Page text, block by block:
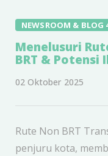
NEWSROOM & BLOG
Menelusuri
BRT & Potensi
02 Oktober 2025
Rute Non BRT
penjuru kota,